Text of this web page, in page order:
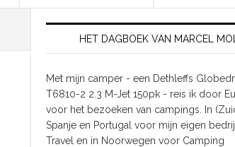
HET DAGBOEK VAN MARCEL MOL
Met mijn camper - een Dethleffs
T6810-2 2.3 M-Jet 150pk - reis ik door
voor het bezoeken van campings. In
Spanje en Portugal voor mijn eigen
Travel en in Noorwegen voor Camping